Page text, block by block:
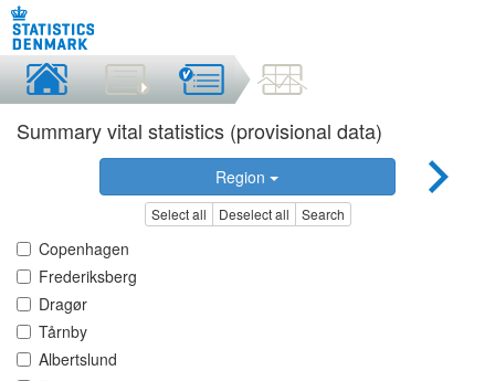
Summary vital statistics (provisional data)
Region
Select all Deselect all Search
Copenhagen
Frederiksberg
Dragør
Tårnby
Albertslund